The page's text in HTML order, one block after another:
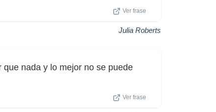
Ver frase
Julia Roberts
nada y lo mejor no se puede
Ver frase